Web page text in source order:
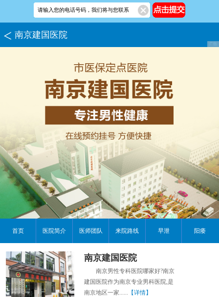
南京建国医院
首页 医院简介 医师团队 来院路线 早泄 阳痿
南京建国医院
南京男性专科医院哪家好?南京
建国医院作为南京专业男科医院,是
南京地区一家...... 【详情】